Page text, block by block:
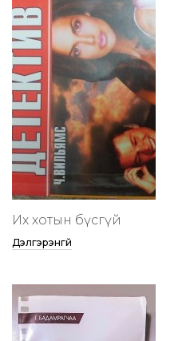
Их хотын бүсгүй
Дэлгэрэнгүй